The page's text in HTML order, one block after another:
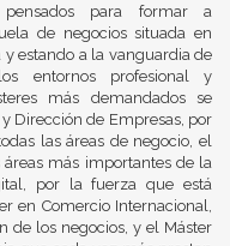
para formar a
de negocios situada en
estando a la vanguardia de
entornos profesional y
más demandados se
Dirección de Empresas, por
las áreas de negocio, el
más importantes de la
por la fuerza que está
en Comercio Internacional,
de los negocios, y el Máster